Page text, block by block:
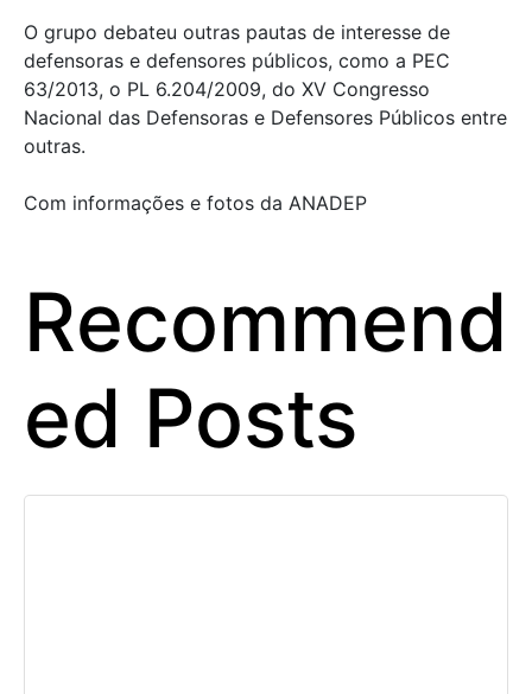
O grupo debateu outras pautas de interesse de
defensoras e defensores públicos, como a PEC
63/2013, o PL 6.204/2009, do XV Congresso
Nacional das Defensoras e Defensores Públicos entre
outras.
Com informações e fotos da ANADEP
Recommend
ed Posts